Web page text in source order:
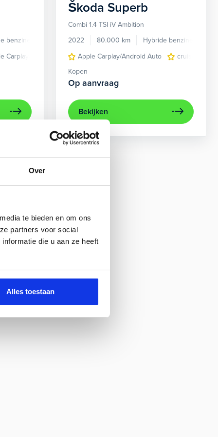
Over
te bieden en om ons
partners voor social
die u aan ze heeft
Alles toestaan
Canton Sound cruise control adaptief
dodehoek detectie
benzine
Automaat
Carplay/Android Auto lichtmetalen velgen 17"
Škoda Superb
Combi 1.4 TSI iV Ambition
2022
80.000 km Hybride benzine
Apple Carplay/Android Auto
cruise
Kopen
Op aanvraag
Bekijken
navigatiesysteem full map